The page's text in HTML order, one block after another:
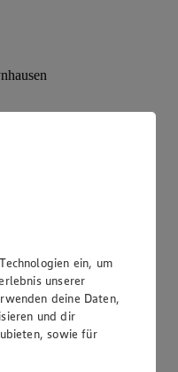
§ 27a UStG: DE
(Sprecher), Eileen
Ulf-U. Plath
Marc
ein, um
unserer
deine Daten,
und dir
sowie für